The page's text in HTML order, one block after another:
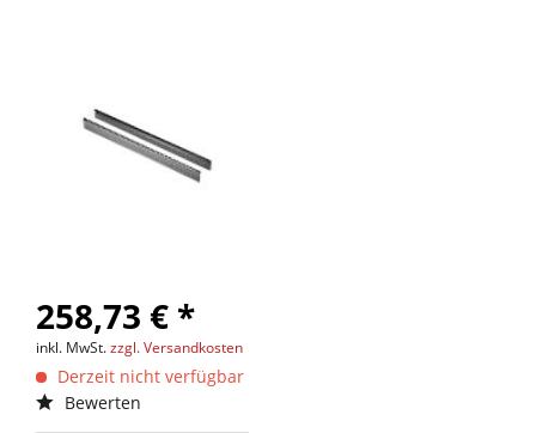
258,73 € *
inkl. MwSt.zzgl. Versandkosten
Derzeit nicht verfügbar
Bewerten